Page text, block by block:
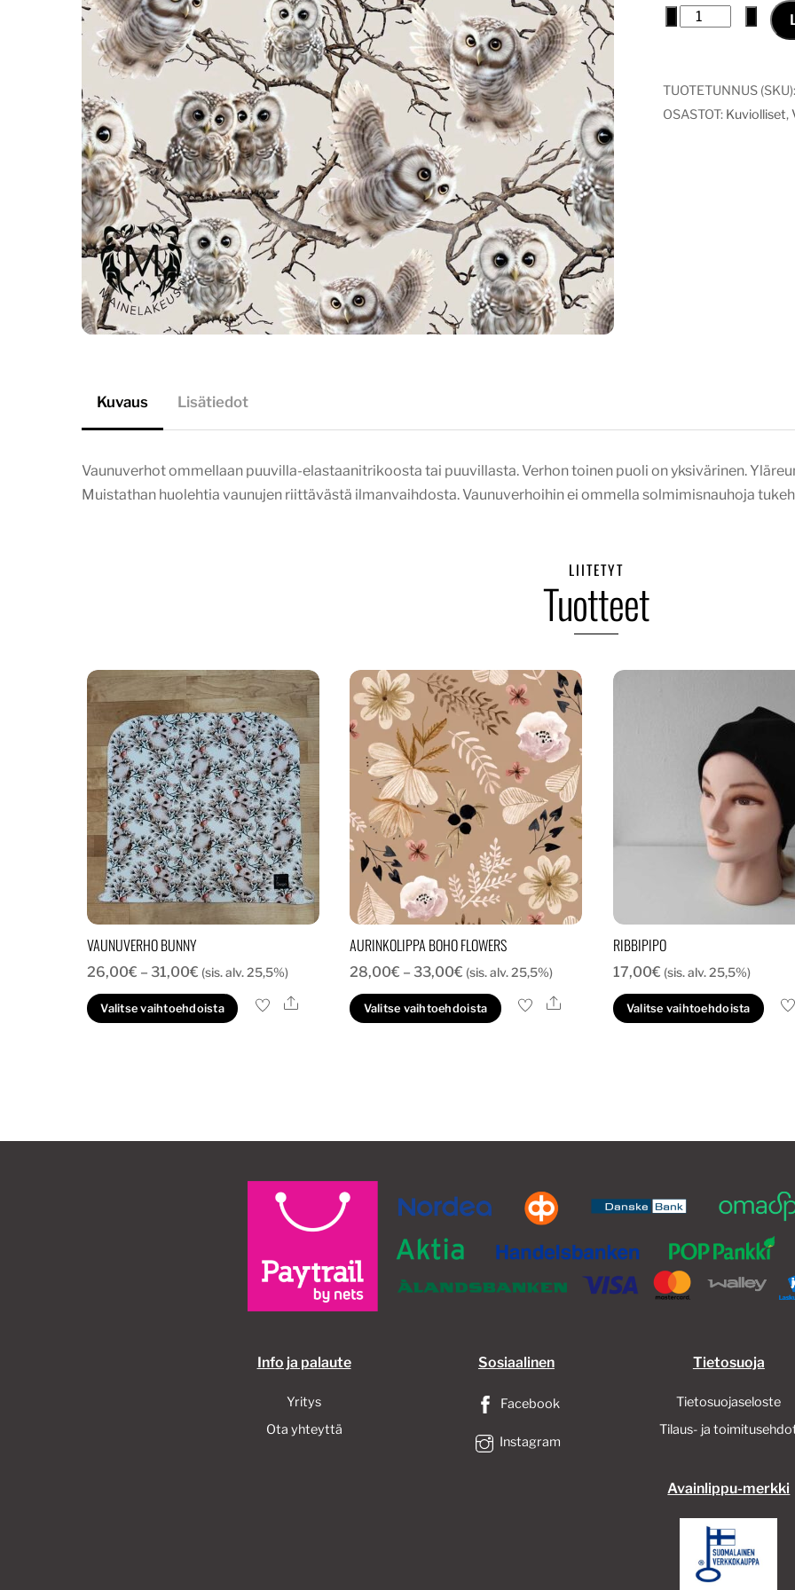
Vaunuverho
TUOTETUNNUS
OSASTOT: Kuviolliset,
Kuvaus Lisätiedot
Vaunuverhot ommellaan puuvilla-elastaanitrikoosta tai puuvillasta. Verhon toinen puoli on yksivärinen.
Muistathan huolehtia vaunujen riittävästä ilmanvaihdosta. Vaunuverhoihin ei ommella solmimisnauhoja
LIITETYT
Tuotteet
VAUNUVERHO BUNNY
26,00€ – 31,00€ Hintaluokka:
26,00€
-
(sis. alv. 25,5%)
Valitse vaihtoehdoista
Tällä
tehdä
tuotteen
sivulla.
Ale
AURINKOLIPPA BOHO FLOWERS
28,00€ – 33,00€ Hintaluokka:
28,00€
-
(sis. alv. 25,5%)
Valitse vaihtoehdoista
Tällä
tehdä
tuotteen
sivulla.
Ale
RIBBIPIPO
17,00€ (sis. alv. 25,5%)
Valitse vaihtoehdoista
Info ja palaute
Yritys
Ota yhteyttä
Sosiaalinen
Facebook
Instagram
Tietosuoja
Tietosuojaseloste
Tilaus- ja
Avainlippu-merkki